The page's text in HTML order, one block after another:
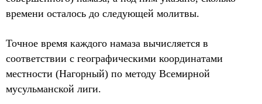
времени осталось до следующей молитвы.
Точное время каждого намаза вычисляется в
соответствии с географическими координатами
местности (Нагорный) по методу Всемирной
мусульманской лиги.